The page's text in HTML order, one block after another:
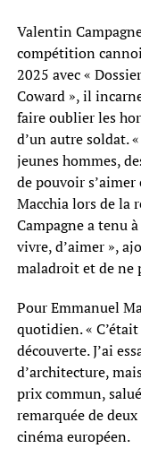
Valentin
compétition
2025 avec «
Coward », il
faire oublier les
d’un autre soldat.
jeunes hommes,
de pouvoir
Macchia lors de la
Campagne a tenu
vivre, d’aimer »,
maladroit et de ne
Pour Emmanuel
quotidien. «
découverte. J’ai
d’architecture,
prix commun,
remarquée de
cinéma européen.